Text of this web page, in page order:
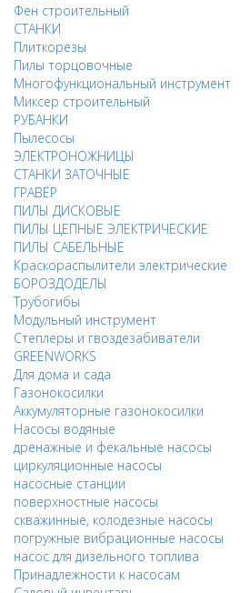
Фен строительный
СТАНКИ
Плиткорезы
Пилы торцовочные
Многофункциональный инструмент
Миксер строительный
РУБАНКИ
Пылесосы
ЭЛЕКТРОНОЖНИЦЫ
СТАНКИ ЗАТОЧНЫЕ
ГРАВЁР
ПИЛЫ ДИСКОВЫЕ
ПИЛЫ ЦЕПНЫЕ ЭЛЕКТРИЧЕСКИЕ
ПИЛЫ САБЕЛЬНЫЕ
Краскораспылители электрические
БОРОЗДОДЕЛЫ
Трубогибы
Модульный инструмент
Степлеры и гвоздезабиватели
GREENWORKS
Для дома и сада
Газонокосилки
Аккумуляторные газонокосилки
Насосы водяные
дренажные и фекальные насосы
циркуляционные насосы
насосные станции
поверхностные насосы
скважинные, колодезные насосы
погружные вибрационные насосы
насос для дизельного топлива
Принадлежности к насосам